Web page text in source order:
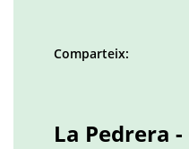
Comparteix:
La Pedrera